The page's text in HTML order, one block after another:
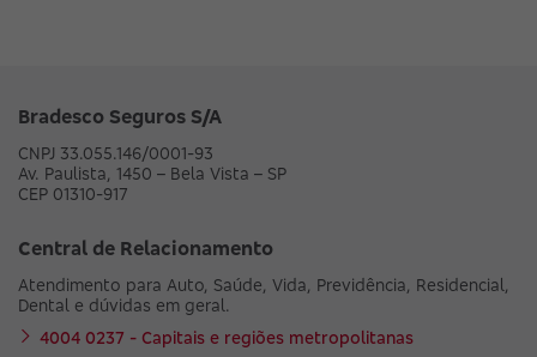
Bradesco Seguros S/A
CNPJ 33.055.146/0001-93
Av. Paulista, 1450 – Bela Vista – SP
CEP 01310-917
Central de Relacionamento
Atendimento para Auto, Saúde, Vida, Previdência, Residencial,
Dental e dúvidas em geral.
4004 0237 - Capitais e regiões metropolitanas